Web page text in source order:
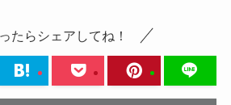
たらシェアしてね！